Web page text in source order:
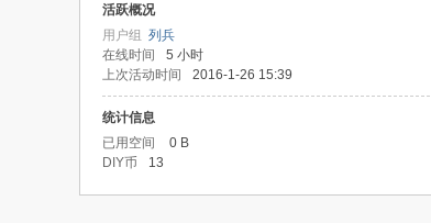
活跃概况
用户组 列兵
在线时间
5 小时
上次活动时间
2016-1-26 15:39
统计信息
已用空间
0 B
DIY币
13